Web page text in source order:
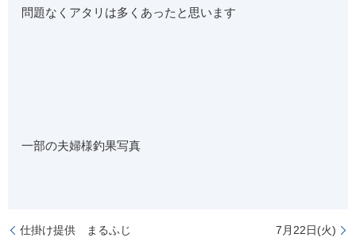
問題なくアタリは多くあったと思います
一部の夫婦様釣果写真
仕掛け提供 まるふじ 7月22日(火)